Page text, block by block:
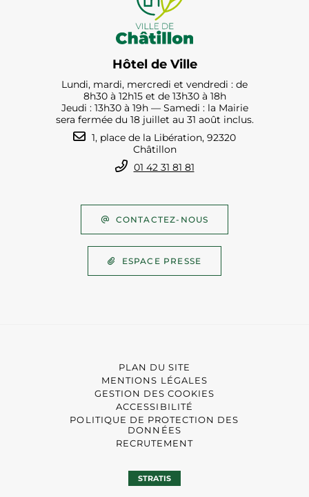
Hôtel de Ville
Lundi, mardi, mercredi et vendredi : de
8h30 à 12h15 et de 13h30 à 18h
Jeudi : 13h30 à 19h — Samedi : la Mairie
sera fermée du 18 juillet au 31 août inclus.
1, place de la Libération, 92320
Châtillon
01 42 31 81 81
CONTACTEZ-NOUS
ESPACE PRESSE
PLAN DU SITE
MENTIONS LÉGALES
GESTION DES COOKIES
ACCESSIBILITÉ
POLITIQUE DE PROTECTION DES
DONNÉES
RECRUTEMENT
STRATIS